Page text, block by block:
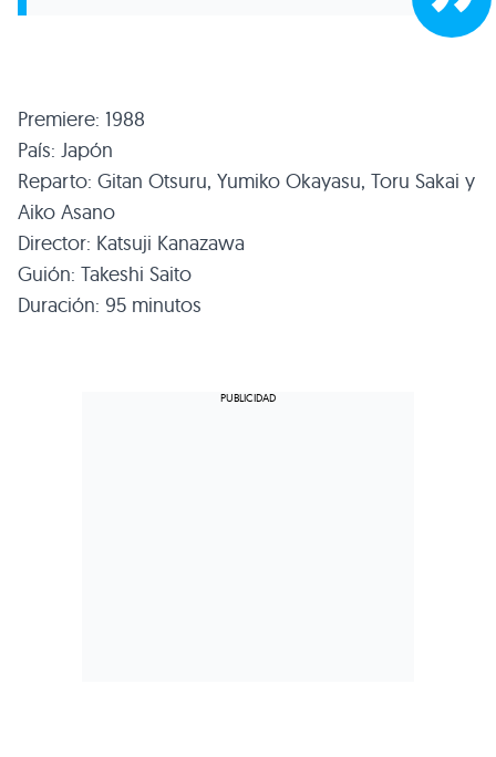
Premiere: 1988
País: Japón
Reparto: Gitan Otsuru, Yumiko Okayasu, Toru Sakai y
Aiko Asano
Director: Katsuji Kanazawa
Guión: Takeshi Saito
Duración: 95 minutos